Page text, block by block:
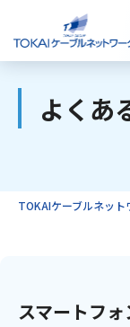
ご
よくあ
TOKAIケーブルネット
スマートフ